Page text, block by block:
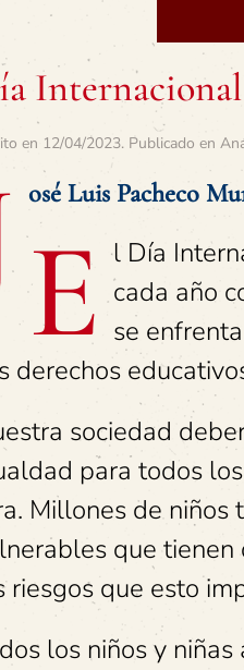
en 12/04/2023. Publicado en
osé Luis Pacheco
E l Día
cada año
se
derechos
sociedad
para todos
Millones de niños
que
riesgos que esto
los niños y